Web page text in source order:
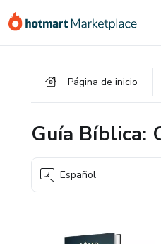
Página de inicio
Guía Bíblica:
Español